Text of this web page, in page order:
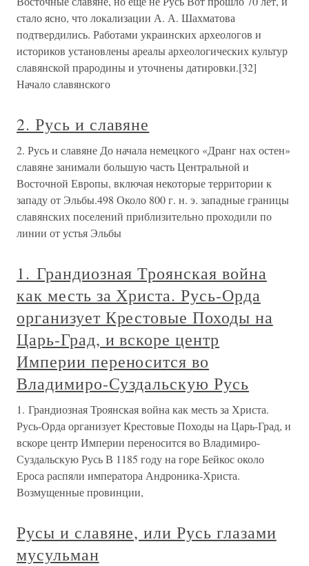
стало ясно, что локализации А. А. Шахматова
подтвердились. Работами украинских археологов и
историков установлены ареалы археологических культур
славянской прародины и уточнены датировки.[32]
Начало славянского
2. Русь и славяне
2. Русь и славяне До начала немецкого «Дранг нах остен»
славяне занимали большую часть Центральной и
Восточной Европы, включая некоторые территории к
западу от Эльбы.498 Около 800 г. н. э. западные границы
славянских поселений приблизительно проходили по
линии от устья Эльбы
1. Грандиозная Троянская война
как месть за Христа. Русь-Орда
организует Крестовые Походы на
Царь-Град, и вскоре центр
Империи переносится во
Владимиро-Суздальскую Русь
1. Грандиозная Троянская война как месть за Христа.
Русь-Орда организует Крестовые Походы на Царь-Град, и
вскоре центр Империи переносится во Владимиро-
Суздальскую Русь В 1185 году на горе Бейкос около
Ероса распяли императора Андроника-Христа.
Возмущенные провинции,
Русы и славяне, или Русь глазами
мусульман